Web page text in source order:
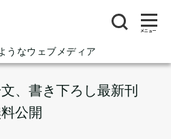
うなウェブメディア
メニュー
、書き下ろし最新刊
公開